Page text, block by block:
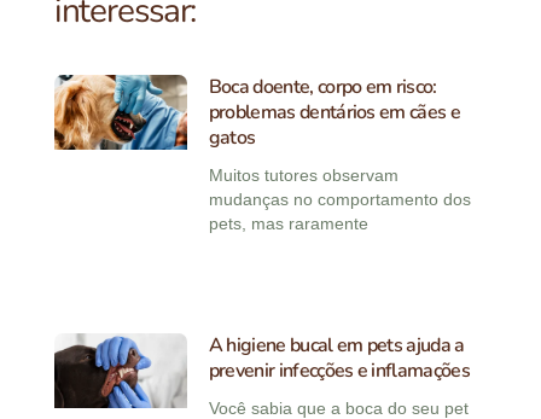
interessar:
Boca doente, corpo em risco:
problemas dentários em cães e
gatos
Muitos tutores observam
mudanças no comportamento dos
pets, mas raramente
A higiene bucal em pets ajuda a
prevenir infecções e inflamações
Você sabia que a boca do seu pet